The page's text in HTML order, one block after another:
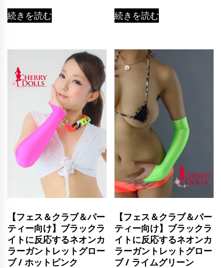
続きを読む 続きを読む
【フェス＆クラブ＆パー
ティー向け】ブラックラ
イトに反応するネオンカ
ラーガントレットグロー
ブ / ホットピンク
【フェス＆クラブ＆パー
ティー向け】ブラックラ
イトに反応するネオンカ
ラーガントレットグロー
ブ / ライムグリーン